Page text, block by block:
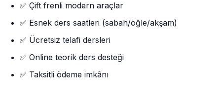
✅ Çift frenli modern araçlar
✅ Esnek ders saatleri (sabah/öğle/akşam)
✅ Ücretsiz telafi dersleri
✅ Online teorik ders desteği
✅ Taksitli ödeme imkânı